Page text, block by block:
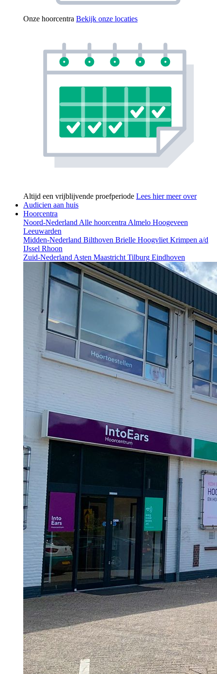
Onze hoorcentra Bekijk onze locaties
Altijd een vrijblijvende proefperiode Lees hier meer over
Audicien aan huis
Hoorcentra
Noord-NederlandAlle hoorcentraAlmelo Hoogeveen
Leeuwarden
Midden-Nederland Bilthoven Brielle HoogvlietKrimpen a/d
IJssel Rhoon
Zuid-NederlandAsten MaastrichtTilburg Eindhoven